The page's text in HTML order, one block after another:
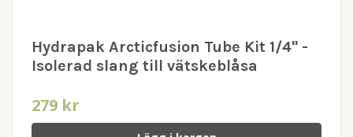
Hydrapak Arcticfusion Tube Kit 1/4" -
Isolerad slang till vätskeblåsa
279 kr